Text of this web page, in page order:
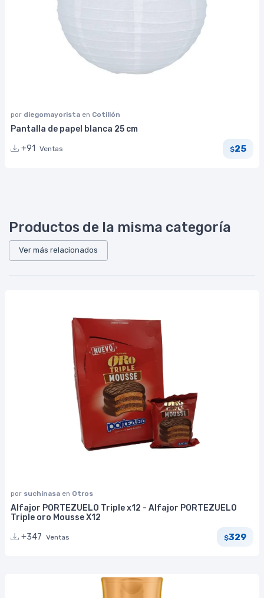
por diegomayorista en Cotillón
Pantalla de papel blanca 25 cm
+91 Ventas $25
Productos de la misma categoría
Ver más relacionados
por suchinasa en Otros
Alfajor PORTEZUELO Triple x12 - Alfajor PORTEZUELO
Triple oro Mousse X12
+347 Ventas $329